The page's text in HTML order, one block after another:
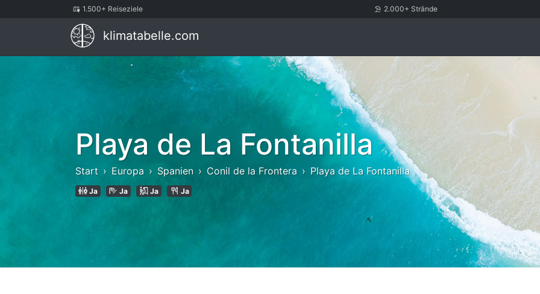
1.500+ Reiseziele 2.000+ Strände
klimatabelle.com
Playa de La Fontanilla
Start Europa Spanien Conil de la Frontera Playa de La Fontanilla
Ja Ja Ja Ja